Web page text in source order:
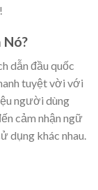
Nó?
dẫn đầu quốc
tuyệt vời với
người dùng
cảm nhận ngữ
dụng khác nhau.